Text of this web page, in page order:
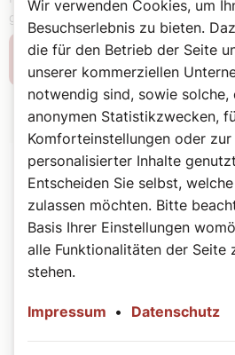
gemeinsamen Ordensvater Augustinus
Weiterlesen
Wir verwenden Cookies, um
Besuchserlebnis zu bieten.
die für den Betrieb der Seite
unserer kommerziellen
notwendig sind, sowie solche,
anonymen Statistikzwecken,
Komforteinstellungen oder
personalisierter Inhalte
Entscheiden Sie selbst,
zulassen möchten. Bitte
Basis Ihrer Einstellungen
alle Funktionalitäten der Seite
stehen.
Impressum • Datenschutz